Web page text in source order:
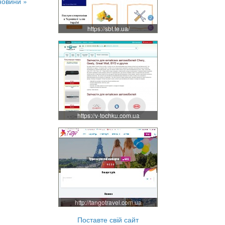
https://sbt.te.ua/
https://v-tochku.com.ua
http://tangotravel.com.ua
Поставте свій сайт